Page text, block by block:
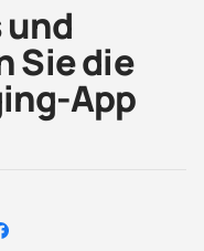
Sie die
App